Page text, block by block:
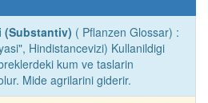
(Substantiv) ( Pflanzen Glossar) :
Hindistancevizi) Kullanildigi
kum ve taslarin
Mide agrilarini giderir.